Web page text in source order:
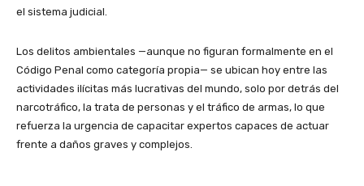
el sistema judicial.
Los delitos ambientales —aunque no figuran formalmente en el
Código Penal como categoría propia— se ubican hoy entre las
actividades ilícitas más lucrativas del mundo, solo por detrás del
narcotráfico, la trata de personas y el tráfico de armas, lo que
refuerza la urgencia de capacitar expertos capaces de actuar
frente a daños graves y complejos.